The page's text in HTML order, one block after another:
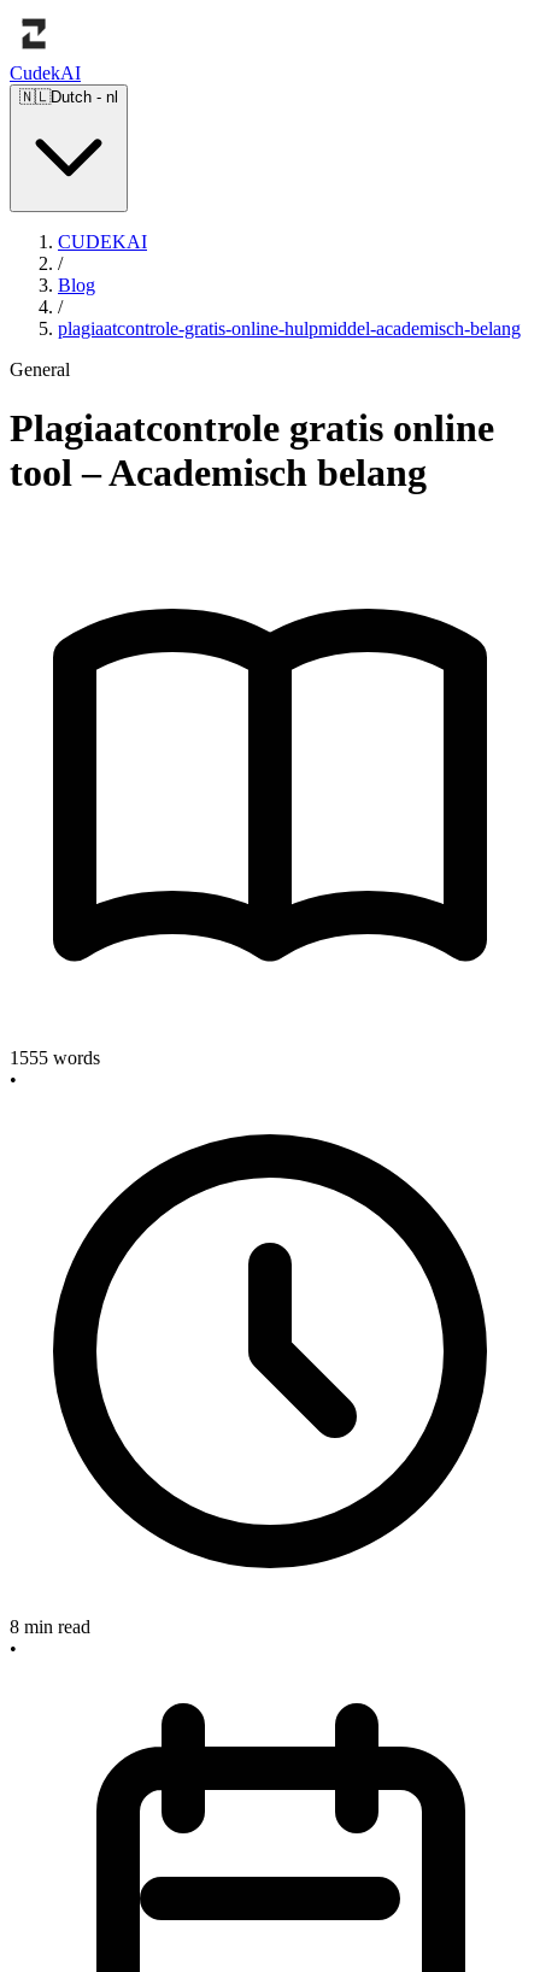
CudekAI
🇳🇱Dutch - nl
CUDEKAI
/
Blog
/
plagiaatcontrole-gratis-online-hulpmiddel-academisch-belang
General
Plagiaatcontrole gratis online
tool – Academisch belang
1555 words
•
8 min read
•